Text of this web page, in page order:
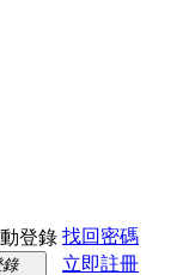
登錄 找回密碼
立即註冊